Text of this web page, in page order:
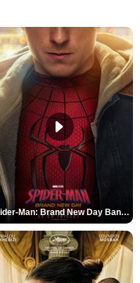
Spider-Man: Brand New Day Bande-annonce VO STFR